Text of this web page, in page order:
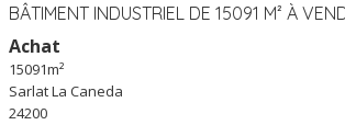
Achat
15091m²
Sarlat La Caneda
24200